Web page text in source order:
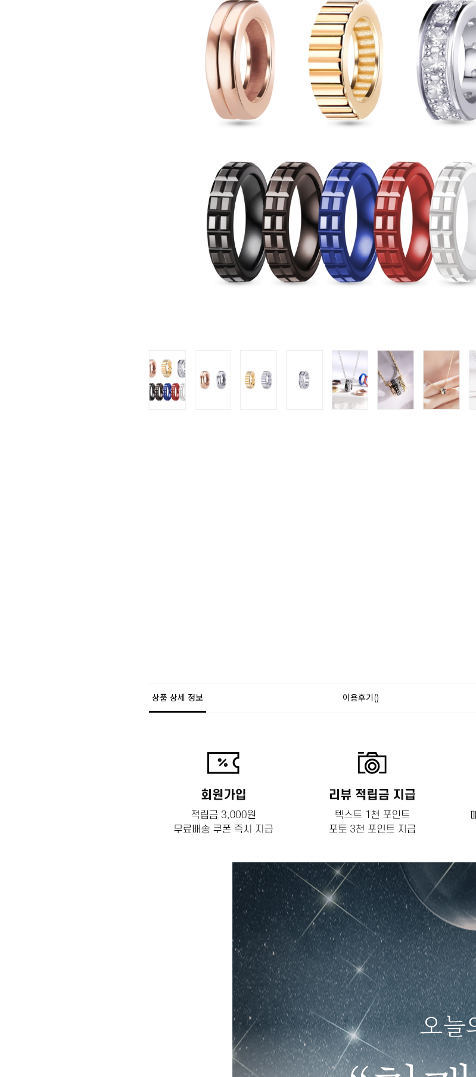
상품 상세 정보 이용후기()